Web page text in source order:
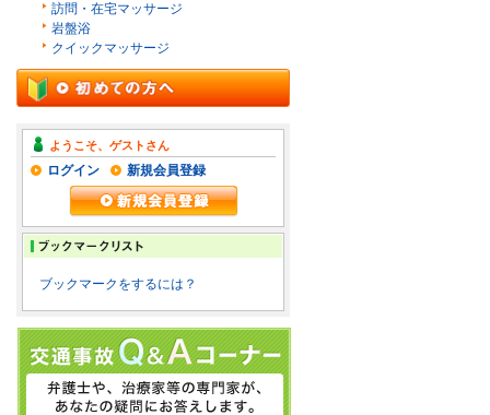
訪問・在宅マッサージ
岩盤浴
クイックマッサージ
ようこそ、ゲストさん
ログイン 新規会員登録
ブックマークをするには？